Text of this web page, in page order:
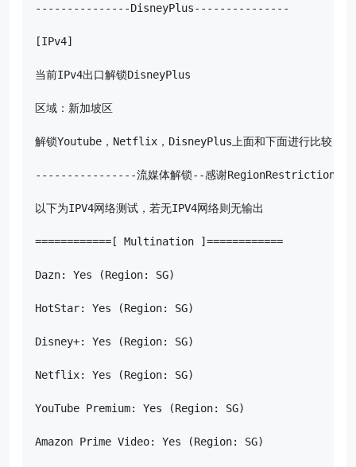
---------------DisneyPlus---------------
[IPv4]
当前IPv4出口解锁DisneyPlus
区域：新加坡区
解锁Youtube，Netflix，DisneyPlus上面和下面进行比较，不
----------------流媒体解锁--感谢
以下为IPV4网络测试，若无IPV4网络则无输出
============[ Multination ]============
Dazn: Yes (Region: SG)
HotStar: Yes (Region: SG)
Disney+: Yes (Region: SG)
Netflix: Yes (Region: SG)
YouTube Premium: Yes (Region: SG)
Amazon Prime Video: Yes (Region: SG)